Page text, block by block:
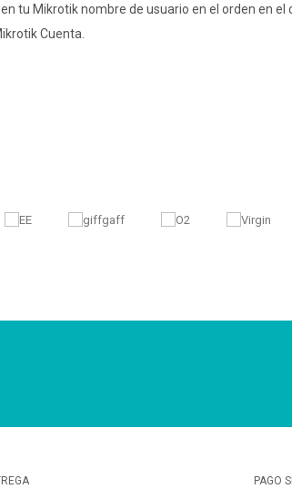
tu Mikrotik nombre de usuario en el orden en el
Cuenta.
PAGO